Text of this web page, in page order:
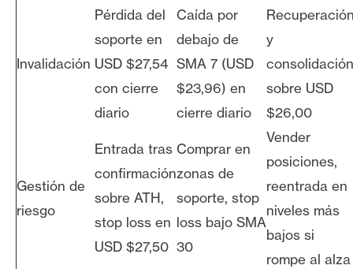
Invalidación
Pérdida del
soporte en
USD $27,54
con cierre
diario
Caída por
debajo de
SMA 7 (USD
$23,96) en
cierre diario
y
consolidación
sobre USD
$26,00
Gestión de
riesgo
Entrada tras
confirmación
sobre ATH,
stop loss en
USD $27,50
Comprar en
zonas de
soporte, stop
loss bajo SMA
30
Vender
posiciones,
reentrada en
niveles más
bajos si
rompe al alza